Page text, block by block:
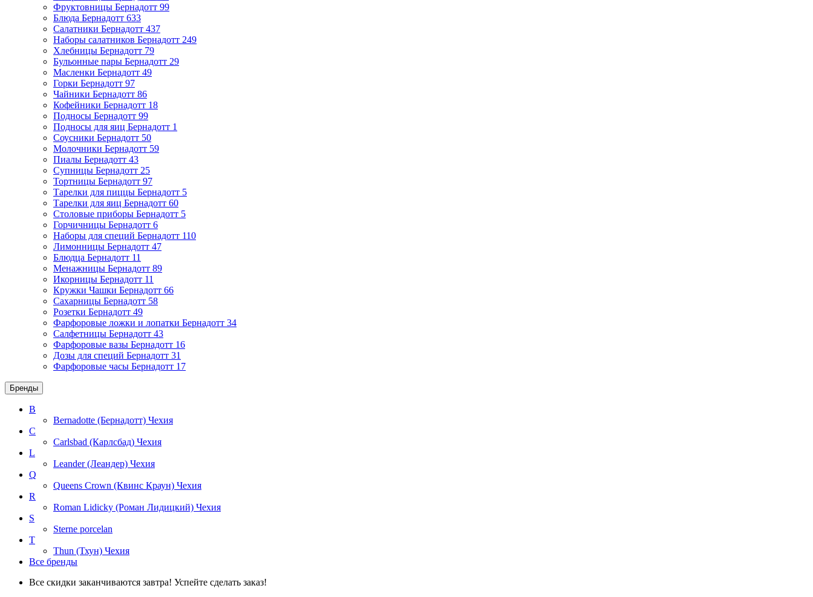
Фруктовницы Бернадотт 99
Блюда Бернадотт 633
Салатники Бернадотт 437
Наборы салатников Бернадотт 249
Хлебницы Бернадотт 79
Бульонные пары Бернадотт 29
Масленки Бернадотт 49
Горки Бернадотт 97
Чайники Бернадотт 86
Кофейники Бернадотт 18
Подносы Бернадотт 99
Подносы для яиц Бернадотт 1
Соусники Бернадотт 50
Молочники Бернадотт 59
Пиалы Бернадотт 43
Супницы Бернадотт 25
Тортницы Бернадотт 97
Тарелки для пиццы Бернадотт 5
Тарелки для яиц Бернадотт 60
Столовые приборы Бернадотт 5
Горчичницы Бернадотт 6
Наборы для специй Бернадотт 110
Лимонницы Бернадотт 47
Блюдца Бернадотт 11
Менажницы Бернадотт 89
Икорницы Бернадотт 11
Кружки Чашки Бернадотт 66
Сахарницы Бернадотт 58
Розетки Бернадотт 49
Фарфоровые ложки и лопатки Бернадотт 34
Салфетницы Бернадотт 43
Фарфоровые вазы Бернадотт 16
Дозы для специй Бернадотт 31
Фарфоровые часы Бернадотт 17
Бренды
B
Bernadotte (Бернадотт) Чехия
C
Carlsbad (Карлсбад) Чехия
L
Leander (Леандер) Чехия
Q
Queens Crown (Квинс Краун) Чехия
R
Roman Lidicky (Роман Лидицкий) Чехия
S
Sterne porcelan
T
Thun (Тхун) Чехия
Все бренды
Все скидки заканчиваются завтра! Успейте сделать заказ!